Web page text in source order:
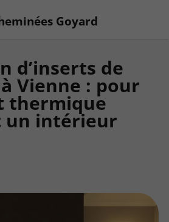
Goyard
d’inserts de
Vienne : pour
thermique
un intérieur